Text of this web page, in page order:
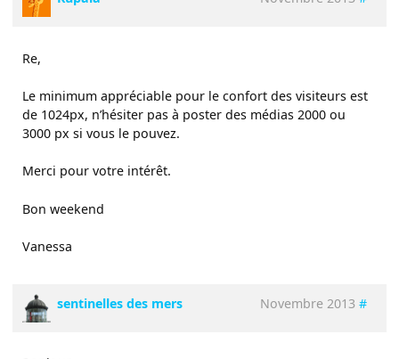
Re,
Le minimum appréciable pour le confort des visiteurs est
de 1024px, n’hésiter pas à poster des médias 2000 ou
3000 px si vous le pouvez.
Merci pour votre intérêt.
Bon weekend
Vanessa
sentinelles des mers Novembre 2013 #